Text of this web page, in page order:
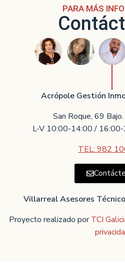
PARA MÁS
Acrópole Gestión
San Roque, 69
L-V 10:00-14:00 / 16:00-
TEL: 982
Villarreal Asesores
Proyecto realizado porTCI